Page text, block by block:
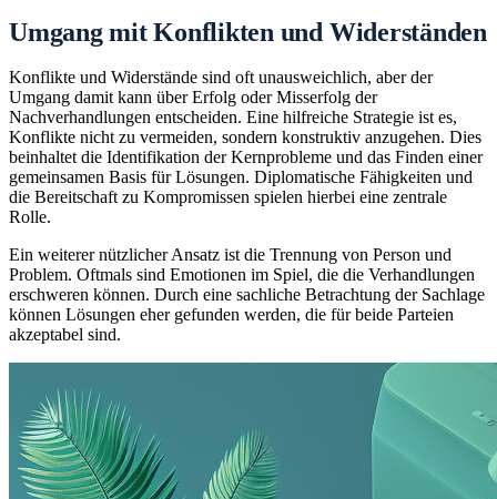
Umgang mit Konflikten und Widerständen
Konflikte und Widerstände sind oft unausweichlich, aber der
Umgang damit kann über Erfolg oder Misserfolg der
Nachverhandlungen entscheiden. Eine hilfreiche Strategie ist es,
Konflikte nicht zu vermeiden, sondern konstruktiv anzugehen. Dies
beinhaltet die Identifikation der Kernprobleme und das Finden einer
gemeinsamen Basis für Lösungen. Diplomatische Fähigkeiten und
die Bereitschaft zu Kompromissen spielen hierbei eine zentrale
Rolle.
Ein weiterer nützlicher Ansatz ist die Trennung von Person und
Problem. Oftmals sind Emotionen im Spiel, die die Verhandlungen
erschweren können. Durch eine sachliche Betrachtung der Sachlage
können Lösungen eher gefunden werden, die für beide Parteien
akzeptabel sind.